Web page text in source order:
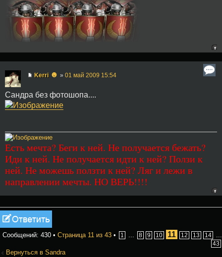
Kerri ☻ » 01 май 2009 15:54
Сандра без фотошопа....
Есть мечта? Беги к ней. Не получается бежать?
Иди к ней. Не получается идти к ней? Ползи к
ней. Не можешь ползти к ней? Ляг и лежи в
направлении мечты. НО ВЕРЬ!!!!
Ответить
Сообщений: 430 • Страница 11 из 43 • 1 ... 8 9 10 11 12 13 14 ...
43
Вернуться в Sandra